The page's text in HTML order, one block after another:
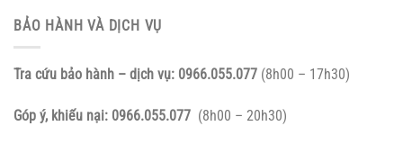
BẢO HÀNH VÀ DỊCH VỤ
Tra cứu bảo hành – dịch vụ: 0966.055.077 (8h00 – 17h30)
Góp ý, khiếu nại: 0966.055.077 (8h00 – 20h30)